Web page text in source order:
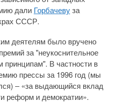
дали Горбачевуза
СССР.
деятелям было вручено
за "неукоснительное
принципам". В частности в
прессы за 1996 год (мы
‒ «за выдающийся вклад
реформ и демократии».